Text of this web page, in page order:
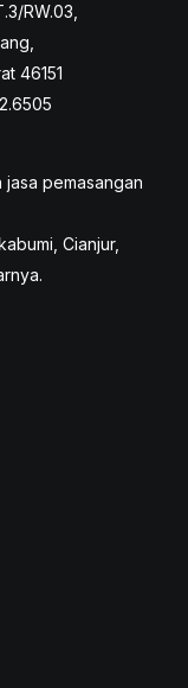
RW.03,
46151
pemasangan
Cianjur,